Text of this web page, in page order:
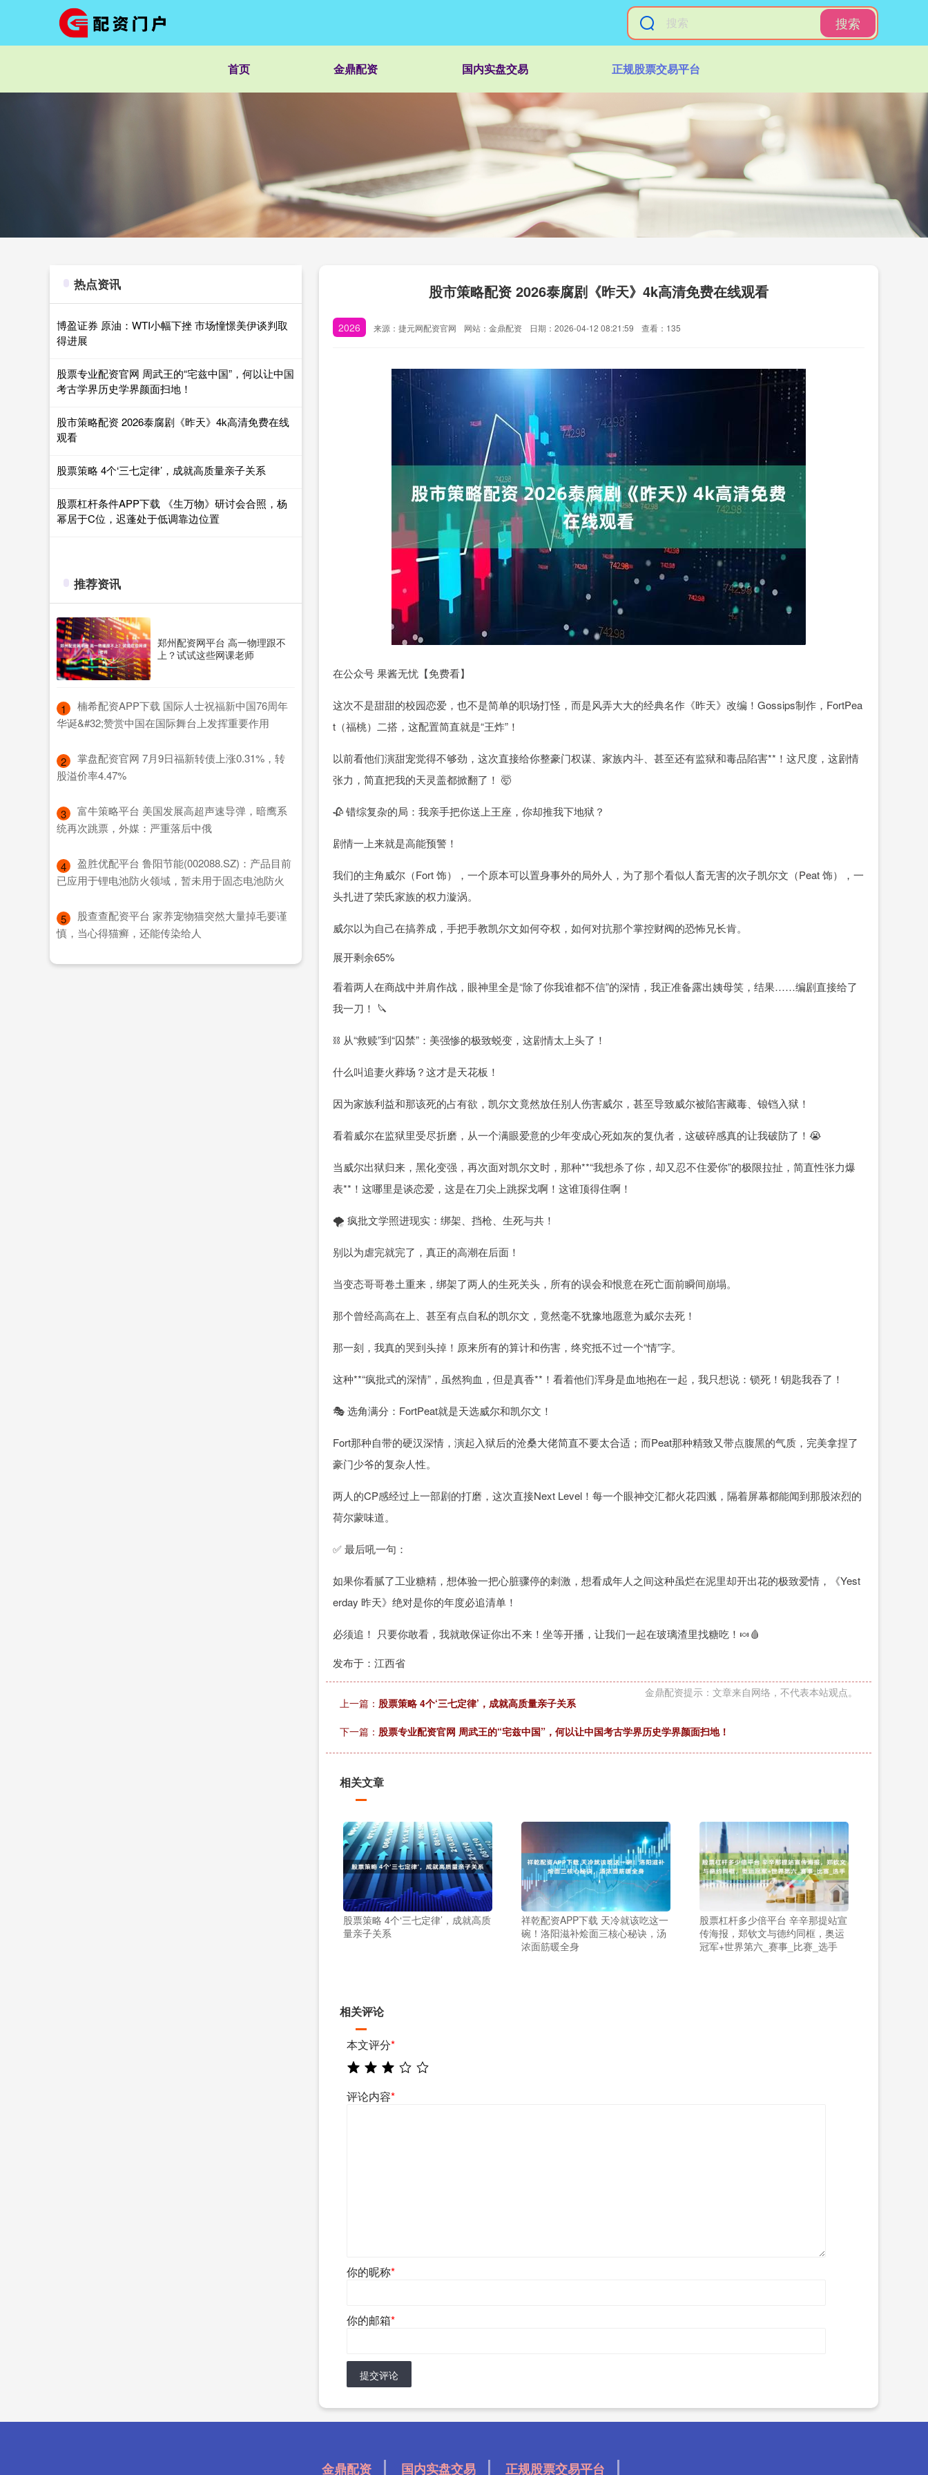
搜索
首页 金鼎配资 国内实盘交易 正规股票交易平台
股市策略配资 2026泰腐剧《昨天》4k高清免费在线观看
2026 来源：捷元网配资官网 网站：金鼎配资 日期：2026-04-12 08:21:59 查看：135
在公众号 果酱无忧【免费看】
这次不是甜甜的校园恋爱，也不是简单的职场打怪，而是风弄大大的经典名作《昨天》改编！Gossips制作，FortPea
t（福桃）二搭，这配置简直就是“王炸”！
以前看他们演甜宠觉得不够劲，这次直接给你整豪门权谋、家族内斗、甚至还有监狱和毒品陷害**！这尺度，这剧情
张力，简直把我的天灵盖都掀翻了！ 🤯
🥀 错综复杂的局：我亲手把你送上王座，你却推我下地狱？
剧情一上来就是高能预警！
我们的主角威尔（Fort 饰），一个原本可以置身事外的局外人，为了那个看似人畜无害的次子凯尔文（Peat 饰），一
头扎进了荣氏家族的权力漩涡。
威尔以为自己在搞养成，手把手教凯尔文如何夺权，如何对抗那个掌控财阀的恐怖兄长肯。
展开剩余65%
看着两人在商战中并肩作战，眼神里全是“除了你我谁都不信”的深情，我正准备露出姨母笑，结果……编剧直接给了
我一刀！ 🔪
⛓️ 从“救赎”到“囚禁”：美强惨的极致蜕变，这剧情太上头了！
什么叫追妻火葬场？这才是天花板！
因为家族利益和那该死的占有欲，凯尔文竟然放任别人伤害威尔，甚至导致威尔被陷害藏毒、锒铛入狱！
看着威尔在监狱里受尽折磨，从一个满眼爱意的少年变成心死如灰的复仇者，这破碎感真的让我破防了！😭
当威尔出狱归来，黑化变强，再次面对凯尔文时，那种**“我想杀了你，却又忍不住爱你”的极限拉扯，简直性张力爆
表**！这哪里是谈恋爱，这是在刀尖上跳探戈啊！这谁顶得住啊！
🌪️ 疯批文学照进现实：绑架、挡枪、生死与共！
别以为虐完就完了，真正的高潮在后面！
当变态哥哥卷土重来，绑架了两人的生死关头，所有的误会和恨意在死亡面前瞬间崩塌。
那个曾经高高在上、甚至有点自私的凯尔文，竟然毫不犹豫地愿意为威尔去死！
那一刻，我真的哭到头掉！原来所有的算计和伤害，终究抵不过一个“情”字。
这种**“疯批式的深情”，虽然狗血，但是真香**！看着他们浑身是血地抱在一起，我只想说：锁死！钥匙我吞了！
🎭 选角满分：FortPeat就是天选威尔和凯尔文！
Fort那种自带的硬汉深情，演起入狱后的沧桑大佬简直不要太合适；而Peat那种精致又带点腹黑的气质，完美拿捏了
豪门少爷的复杂人性。
两人的CP感经过上一部剧的打磨，这次直接Next Level！每一个眼神交汇都火花四溅，隔着屏幕都能闻到那股浓烈的
荷尔蒙味道。
✅ 最后吼一句：
如果你看腻了工业糖精，想体验一把心脏骤停的刺激，想看成年人之间这种虽烂在泥里却开出花的极致爱情，《Yest
erday 昨天》绝对是你的年度必追清单！
必须追！ 只要你敢看，我就敢保证你出不来！坐等开播，让我们一起在玻璃渣里找糖吃！🍬🩸
发布于：江西省
金鼎配资提示：文章来自网络，不代表本站观点。
上一篇： 股票策略 4个‘三七定律’，成就高质量亲子关系
下一篇： 股票专业配资官网 周武王的“宅兹中国”，何以让中国考古学界历史学界颜面扫地！
相关文章
股票策略 4个‘三七定律’，成就高质
量亲子关系
祥乾配资APP下载 天冷就该吃这一
碗！洛阳滋补烩面三核心秘诀，汤
浓面筋暖全身
股票杠杆多少倍平台 辛辛那提站宣
传海报，郑钦文与德约同框，奥运
冠军+世界第六_赛事_比赛_选手
相关评论
本文评分*
评论内容*
你的昵称*
你的邮箱*
提交评论
热点资讯
博盈证券 原油：WTI小幅下挫 市场憧憬美伊谈判取
得进展
股票专业配资官网 周武王的“宅兹中国”，何以让中国
考古学界历史学界颜面扫地！
股市策略配资 2026泰腐剧《昨天》4k高清免费在线
观看
股票策略 4个‘三七定律’，成就高质量亲子关系
股票杠杆条件APP下载 《生万物》研讨会合照，杨
幂居于C位，迟蓬处于低调靠边位置
推荐资讯
郑州配资网平台 高一物理跟不
上？试试这些网课老师
1
​楠希配资APP下载 国际人士祝福新中国76周年
华诞&#32;赞赏中国在国际舞台上发挥重要作用
2
​掌盘配资官网 7月9日福新转债上涨0.31%，转
股溢价率4.47%
3
​富牛策略平台 美国发展高超声速导弹，暗鹰系
统再次跳票，外媒：严重落后中俄
4
​盈胜优配平台 鲁阳节能(002088.SZ)：产品目前
已应用于锂电池防火领域，暂未用于固态电池防火
5
​股查查配资平台 家养宠物猫突然大量掉毛要谨
慎，当心得猫癣，还能传染给人
金鼎配资 国内实盘交易 正规股票交易平台